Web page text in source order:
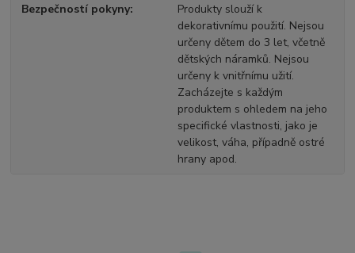
Bezpečností pokyny
Produkty slouží k
dekorativnímu použití. Nejsou
určeny dětem do 3 let, včetně
dětských náramků. Nejsou
určeny k vnitřnímu užití.
Zacházejte s každým
produktem s ohledem na jeho
specifické vlastnosti, jako je
velikost, váha, případně ostré
hrany apod.